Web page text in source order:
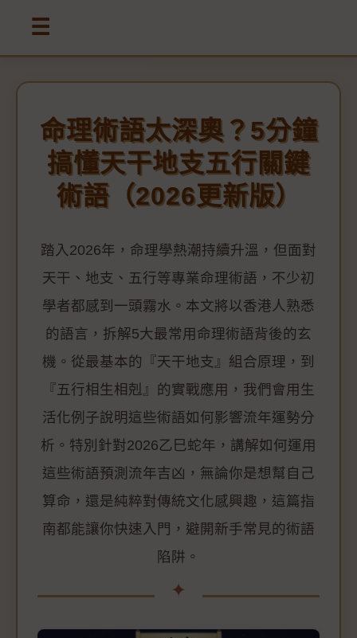
☰
命理術語太深奧？5分鐘
搞懂天干地支五行關鍵
術語（2026更新版）
踏入2026年，命理學熱潮持續升溫，但面對
天干、地支、五行等專業命理術語，不少初
學者都感到一頭霧水。本文將以香港人熟悉
的語言，拆解5大最常用命理術語背後的玄
機。從最基本的『天干地支』組合原理，到
『五行相生相剋』的實戰應用，我們會用生
活化例子說明這些術語如何影響流年運勢分
析。特別針對2026乙巳蛇年，講解如何運用
這些術語預測流年吉凶，無論你是想幫自己
算命，還是純粹對傳統文化感興趣，這篇指
南都能讓你快速入門，避開新手常見的術語
陷阱。